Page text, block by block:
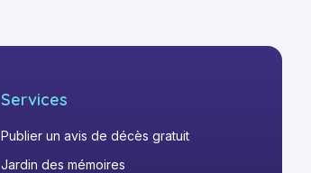
Services
Publier un avis de décès gratuit
Jardin des mémoires